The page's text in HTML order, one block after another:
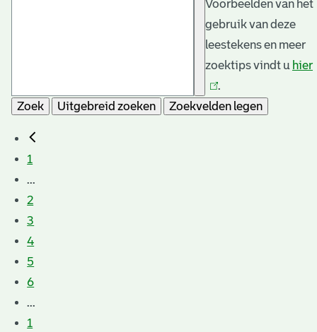
Voorbeelden van het
gebruik van deze
leestekens en meer
zoektips vindt u hier
.
Zoek
Uitgebreid zoeken Zoekvelden legen
1
...
2
3
4
5
6
...
1